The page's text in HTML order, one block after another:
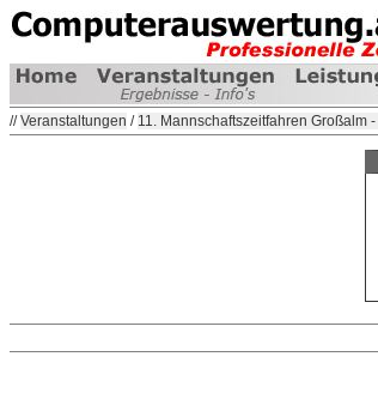
//Veranstaltungen / 11. Mannschaftszeitfahren Großalm